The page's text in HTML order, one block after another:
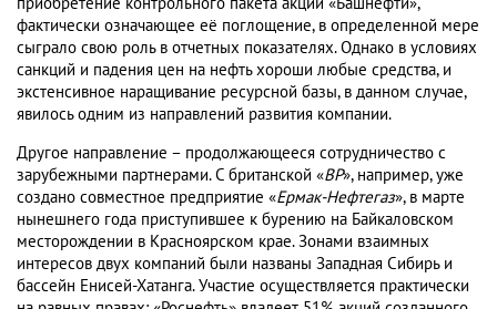
фактически означающее её поглощение, в определенной мере
сыграло свою роль в отчетных показателях. Однако в условиях
санкций и падения цен на нефть хороши любые средства, и
экстенсивное наращивание ресурсной базы, в данном случае,
явилось одним из направлений развития компании.
Другое направление – продолжающееся сотрудничество с
зарубежными партнерами. С британской «BP», например, уже
создано совместное предприятие «Ермак-Нефтегаз», в марте
нынешнего года приступившее к бурению на Байкаловском
месторождении в Красноярском крае. Зонами взаимных
интересов двух компаний были названы Западная Сибирь и
бассейн Енисей-Хатанга. Участие осуществляется практически